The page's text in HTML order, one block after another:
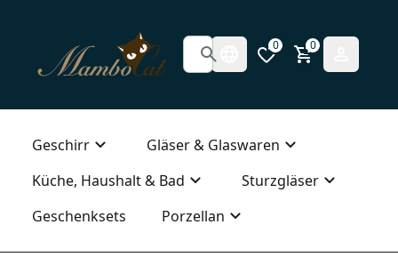
0 0
Geschirr
Gläser & Glaswaren
Küche, Haushalt & Bad
Sturzgläser
Geschenksets
Porzellan